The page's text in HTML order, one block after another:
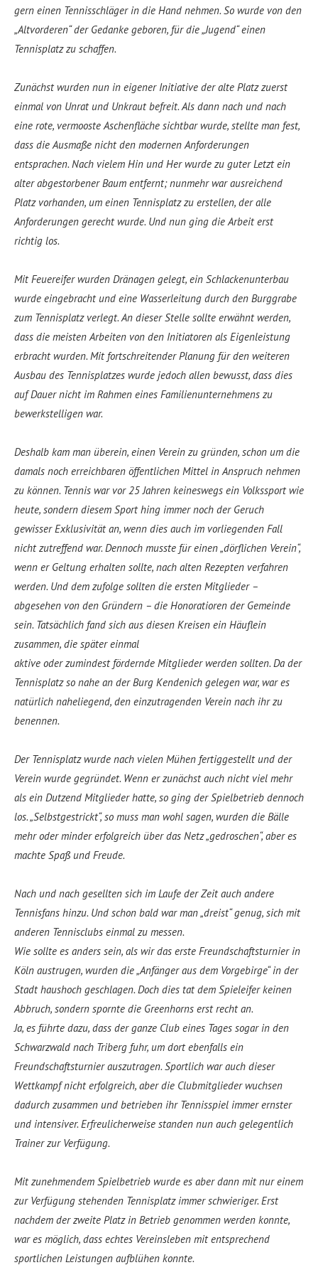
gern einen Tennisschläger in die Hand nehmen. So wurde von den
„Altvorderen“ der Gedanke geboren, für die „Jugend“ einen
Tennisplatz zu schaffen.
Zunächst wurden nun in eigener Initiative der alte Platz zuerst
einmal von Unrat und Unkraut befreit. Als dann nach und nach
eine rote, vermooste Aschenfläche sichtbar wurde, stellte man fest,
dass die Ausmaße nicht den modernen Anforderungen
entsprachen. Nach vielem Hin und Her wurde zu guter Letzt ein
alter abgestorbener Baum entfernt; nunmehr war ausreichend
Platz vorhanden, um einen Tennisplatz zu erstellen, der alle
Anforderungen gerecht wurde. Und nun ging die Arbeit erst
richtig los.
Mit Feuereifer wurden Dränagen gelegt, ein Schlackenunterbau
wurde eingebracht und eine Wasserleitung durch den Burggrabe
zum Tennisplatz verlegt. An dieser Stelle sollte erwähnt werden,
dass die meisten Arbeiten von den Initiatoren als Eigenleistung
erbracht wurden. Mit fortschreitender Planung für den weiteren
Ausbau des Tennisplatzes wurde jedoch allen bewusst, dass dies
auf Dauer nicht im Rahmen eines Familienunternehmens zu
bewerkstelligen war.
Deshalb kam man überein, einen Verein zu gründen, schon um die
damals noch erreichbaren öffentlichen Mittel in Anspruch nehmen
zu können. Tennis war vor 25 Jahren keineswegs ein Volkssport wie
heute, sondern diesem Sport hing immer noch der Geruch
gewisser Exklusivität an, wenn dies auch im vorliegenden Fall
nicht zutreffend war. Dennoch musste für einen „dörflichen Verein“,
wenn er Geltung erhalten sollte, nach alten Rezepten verfahren
werden. Und dem zufolge sollten die ersten Mitglieder –
abgesehen von den Gründern – die Honoratioren der Gemeinde
sein. Tatsächlich fand sich aus diesen Kreisen ein Häuflein
zusammen, die später einmal
aktive oder zumindest fördernde Mitglieder werden sollten. Da der
Tennisplatz so nahe an der Burg Kendenich gelegen war, war es
natürlich naheliegend, den einzutragenden Verein nach ihr zu
benennen.
Der Tennisplatz wurde nach vielen Mühen fertiggestellt und der
Verein wurde gegründet. Wenn er zunächst auch nicht viel mehr
als ein Dutzend Mitglieder hatte, so ging der Spielbetrieb dennoch
los. „Selbstgestrickt“, so muss man wohl sagen, wurden die Bälle
mehr oder minder erfolgreich über das Netz „gedroschen“, aber es
machte Spaß und Freude.
Nach und nach gesellten sich im Laufe der Zeit auch andere
Tennisfans hinzu. Und schon bald war man „dreist“ genug, sich mit
anderen Tennisclubs einmal zu messen.
Wie sollte es anders sein, als wir das erste Freundschaftsturnier in
Köln austrugen, wurden die „Anfänger aus dem Vorgebirge“ in der
Stadt haushoch geschlagen. Doch dies tat dem Spieleifer keinen
Abbruch, sondern spornte die Greenhorns erst recht an.
Ja, es führte dazu, dass der ganze Club eines Tages sogar in den
Schwarzwald nach Triberg fuhr, um dort ebenfalls ein
Freundschaftsturnier auszutragen. Sportlich war auch dieser
Wettkampf nicht erfolgreich, aber die Clubmitglieder wuchsen
dadurch zusammen und betrieben ihr Tennisspiel immer ernster
und intensiver. Erfreulicherweise standen nun auch gelegentlich
Trainer zur Verfügung.
Mit zunehmendem Spielbetrieb wurde es aber dann mit nur einem
zur Verfügung stehenden Tennisplatz immer schwieriger. Erst
nachdem der zweite Platz in Betrieb genommen werden konnte,
war es möglich, dass echtes Vereinsleben mit entsprechend
sportlichen Leistungen aufblühen konnte.